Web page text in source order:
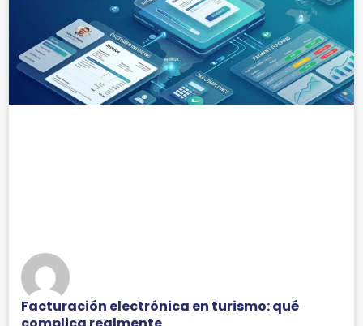
Facturación electrónica en turismo: qué